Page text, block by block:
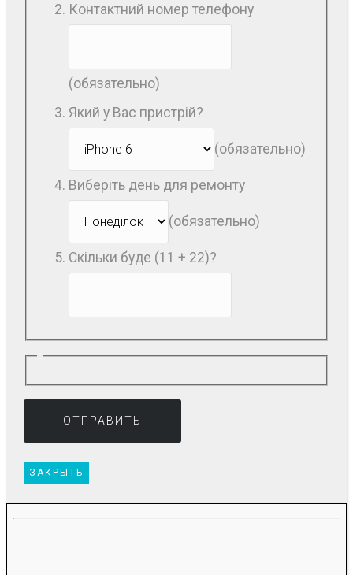
Контактний номер телефону
(обязательно)
Який у Вас пристрій?
(обязательно)
Виберіть день для ремонту
(обязательно)
Скільки буде (11 + 22)?
ЗАКРЫТЬ